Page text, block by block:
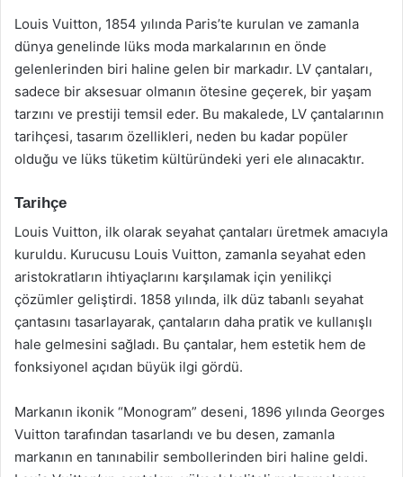
Louis Vuitton, 1854 yılında Paris’te kurulan ve zamanla
dünya genelinde lüks moda markalarının en önde
gelenlerinden biri haline gelen bir markadır. LV çantaları,
sadece bir aksesuar olmanın ötesine geçerek, bir yaşam
tarzını ve prestiji temsil eder. Bu makalede, LV çantalarının
tarihçesi, tasarım özellikleri, neden bu kadar popüler
olduğu ve lüks tüketim kültüründeki yeri ele alınacaktır.
Tarihçe
Louis Vuitton, ilk olarak seyahat çantaları üretmek amacıyla
kuruldu. Kurucusu Louis Vuitton, zamanla seyahat eden
aristokratların ihtiyaçlarını karşılamak için yenilikçi
çözümler geliştirdi. 1858 yılında, ilk düz tabanlı seyahat
çantasını tasarlayarak, çantaların daha pratik ve kullanışlı
hale gelmesini sağladı. Bu çantalar, hem estetik hem de
fonksiyonel açıdan büyük ilgi gördü.
Markanın ikonik “Monogram” deseni, 1896 yılında Georges
Vuitton tarafından tasarlandı ve bu desen, zamanla
markanın en tanınabilir sembollerinden biri haline geldi.